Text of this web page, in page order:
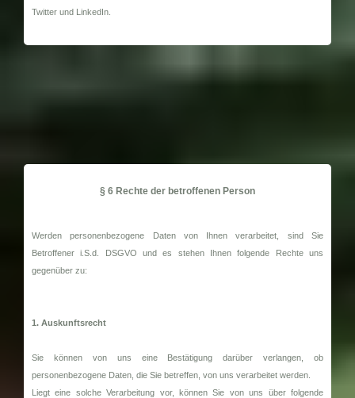
Twitter und LinkedIn.
§ 6 Rechte der betroffenen Person
Werden personenbezogene Daten von Ihnen verarbeitet, sind Sie
Betroffener i.S.d. DSGVO und es stehen Ihnen folgende Rechte uns
gegenüber zu:
1. Auskunftsrecht
Sie können von uns eine Bestätigung darüber verlangen, ob
personenbezogene Daten, die Sie betreffen, von uns verarbeitet werden.
Liegt eine solche Verarbeitung vor, können Sie von uns über folgende